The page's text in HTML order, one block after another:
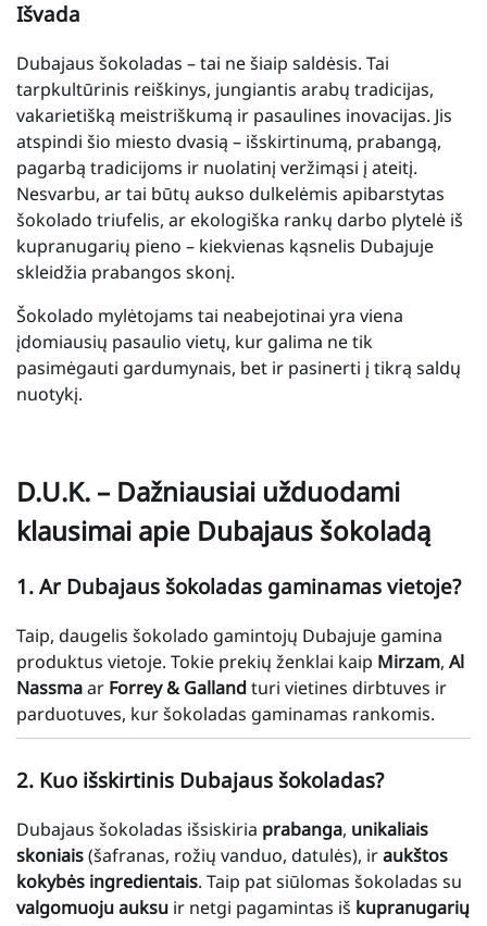
Išvada
Dubajaus šokoladas – tai ne šiaip saldėsis. Tai
tarpkultūrinis reiškinys, jungiantis arabų tradicijas,
vakarietišką meistriškumą ir pasaulines inovacijas. Jis
atspindi šio miesto dvasią – išskirtinumą, prabangą,
pagarbą tradicijoms ir nuolatinį veržimąsi į ateitį.
Nesvarbu, ar tai būtų aukso dulkelėmis apibarstytas
šokolado triufelis, ar ekologiška rankų darbo plytelė iš
kupranugarių pieno – kiekvienas kąsnelis Dubajuje
skleidžia prabangos skonį.
Šokolado mylėtojams tai neabejotinai yra viena
įdomiausių pasaulio vietų, kur galima ne tik
pasimėgauti gardumynais, bet ir pasinerti į tikrą saldų
nuotykį.
D.U.K. – Dažniausiai užduodami
klausimai apie Dubajaus šokoladą
1. Ar Dubajaus šokoladas gaminamas vietoje?
Taip, daugelis šokolado gamintojų Dubajuje gamina
produktus vietoje. Tokie prekių ženklai kaip Mirzam, Al
Nassmaar Forrey & Gallandturi vietines dirbtuves ir
parduotuves, kur šokoladas gaminamas rankomis.
2. Kuo išskirtinis Dubajaus šokoladas?
Dubajaus šokoladas išsiskiria prabanga, unikaliais
skoniais(šafranas, rožių vanduo, datulės), iraukštos
kokybės ingredientais. Taip pat siūlomas šokoladas su
valgomuoju auksu ir netgi pagamintas iš kupranugarių